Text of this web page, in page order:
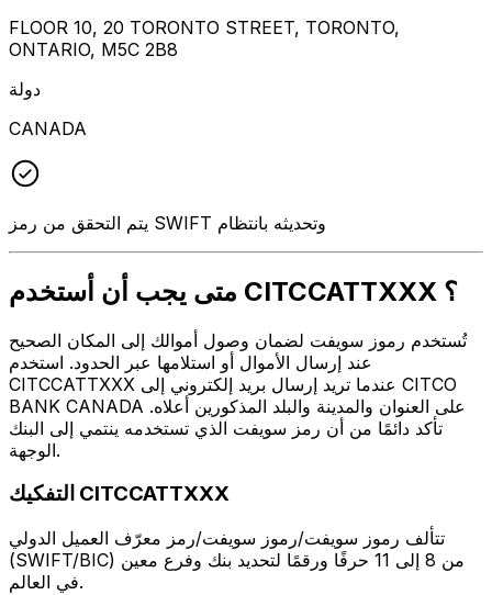
FLOOR 10, 20 TORONTO STREET, TORONTO,
ONTARIO, M5C 2B8
دولة
CANADA
يتم التحقق من رمز SWIFT وتحديثه بانتظام
متى يجب أن أستخدم CITCCATTXXX ؟
تُستخدم رموز سويفت لضمان وصول أموالك إلى المكان الصحيح
عند إرسال الأموال أو استلامها عبر الحدود. استخدم
CITCCATTXXX عندما تريد إرسال بريد إلكتروني إلى CITCO
BANK CANADA على العنوان والمدينة والبلد المذكورين أعلاه.
تأكد دائمًا من أن رمز سويفت الذي تستخدمه ينتمي إلى البنك
الوجهة.
التفكيك CITCCATTXXX
تتألف رموز سويفت/رموز سويفت/رمز معرّف العميل الدولي
(SWIFT/BIC) من 8 إلى 11 حرفًا ورقمًا لتحديد بنك وفرع معين
في العالم.